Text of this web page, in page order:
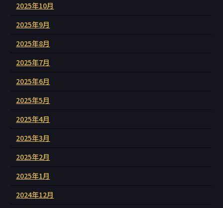
2025年10月
2025年9月
2025年8月
2025年7月
2025年6月
2025年5月
2025年4月
2025年3月
2025年2月
2025年1月
2024年12月